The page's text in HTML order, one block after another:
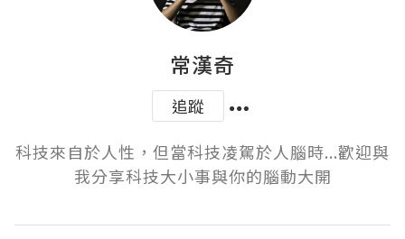
常漢奇
追蹤
科技來自於人性，但當科技凌駕於人腦時...歡迎與
我分享科技大小事與你的腦動大開